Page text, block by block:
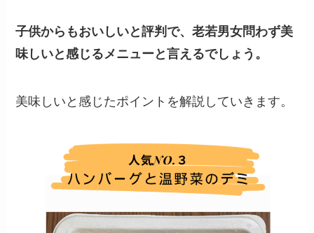
子供からもおいしいと評判で、老若男女問わず美
味しいと感じるメニューと言えるでしょう。
美味しいと感じたポイントを解説していきます。